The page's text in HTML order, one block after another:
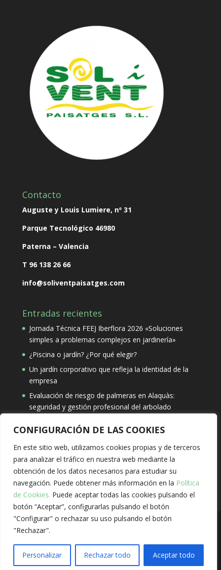
CONFIGURACIÓN DE LAS COOKIES
En este sitio web, utilizamos cookies propias y de terceros
para analizar el tráfico en nuestra web mediante la
obtención de los datos necesarios para estudiar su
navegación. Puede obtener más información en la Política
de Cookies. Puede aceptar todas las cookies pulsando el
botón “Aceptar”, configurarlas pulsando el botón
"Configurar" o rechazar su uso pulsando el botón
"Rechazar".
Personalizar Rechazar todo Aceptar todo
Contacto
Auguste y Louis Lumiere, nº 31
Parque Tecnológico 46980
Paterna – Valencia
T 96 138 26 66
info@soliventpaisatges.com
Entradas recientes
Jornada Técnica FEEJ Iberflora 2026 «Soluciones
simples a problemas complejos en jardinería»
¿Piscina o jardín? ¿Por qué elegir?
Un jardín corporativo que refleja la identidad de la
empresa
Evaluación de riesgo de palmeras en Alaquàs:
seguridad y gestión profesional del arbolado
Privacidad- Política de Cookies
Sitio web creado
por Aenima.Studio